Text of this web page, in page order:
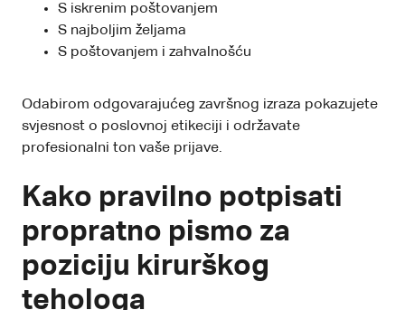
S iskrenim poštovanjem
S najboljim željama
S poštovanjem i zahvalnošću
Odabirom odgovarajućeg završnog izraza pokazujete
svjesnost o poslovnoj etikeciji i održavate
profesionalni ton vaše prijave.
Kako pravilno potpisati
propratno pismo za
poziciju kirurškog
tehologa